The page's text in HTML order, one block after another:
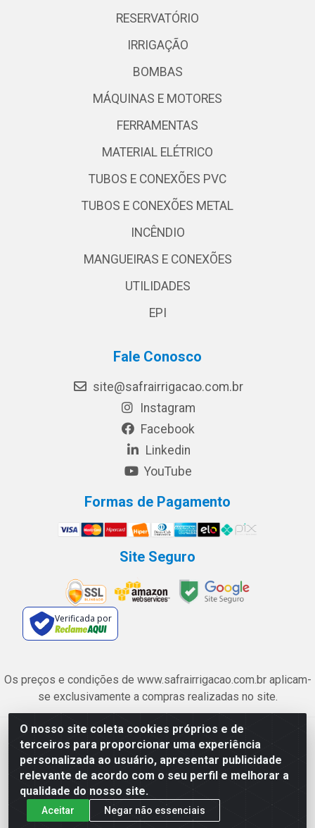
O nosso site coleta cookies próprios e de
terceiros para proporcionar uma experiência
personalizada ao usuário, apresentar publicidade
relevante de acordo com o seu perfil e melhorar a
qualidade do nosso site.
Aceitar
Negar não essenciais
RESERVATÓRIO
IRRIGAÇÃO
BOMBAS
MÁQUINAS E MOTORES
FERRAMENTAS
MATERIAL ELÉTRICO
TUBOS E CONEXÕES PVC
TUBOS E CONEXÕES METAL
INCÊNDIO
MANGUEIRAS E CONEXÕES
UTILIDADES
EPI
Fale Conosco
site@safrairrigacao.com.br
Instagram
Facebook
Linkedin
YouTube
Formas de Pagamento
Site Seguro
Verificada por
Os preços e condições de www.safrairrigacao.com.br aplicam-
se exclusivamente a compras realizadas no site.
Safra Agrícola e Pecuária LTDA - Avenida Castelo Branco, 5330 -
Esplanada dos Anicuns, Goiânia/GO - CEP 74.433-205 - CNPJ
06.315.490/0001-00